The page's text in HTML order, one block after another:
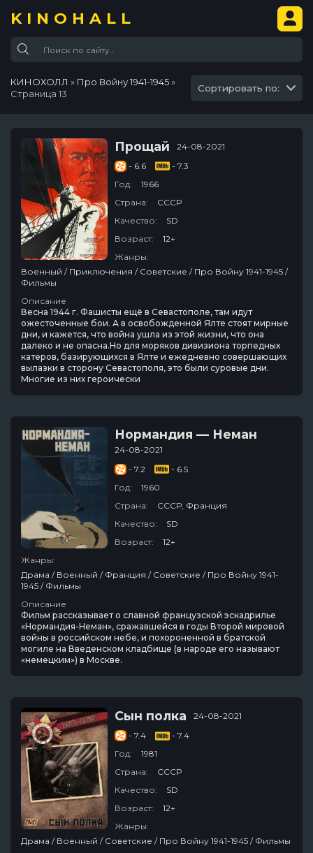
KINOHALL
КИНОХОЛЛ » Про Войну 1941-1945»
Страница 13
Сортировать по:
Прощай
24-08-2021
- 6.6
- 7.3
Год:
1966
Страна:
СССР
Качество:
SD
Возраст:
12+
Жанры:
Военный / Приключения / Советские / Про Войну 1941-1945 /
Фильмы
Описание
Весна 1944 г. Фашисты ещё в Севастополе, там идут
ожесточенные бои. А в освобожденной Ялте стоят мирные
дни, и кажется, что война ушла из этой жизни, что она
далеко и не опасна.Но для моряков дивизиона торпедных
катеров, базирующихся в Ялте и ежедневно совершающих
вылазки в сторону Севастополя, это были суровые дни.
Многие из них героически
Нормандия — Неман
24-08-2021
- 7.2
- 6.5
Год:
1960
Страна:
СССР, Франция
Качество:
SD
Возраст:
12+
Жанры:
Драма / Военный / Франция / Советские / Про Войну 1941-
1945 / Фильмы
Описание
Фильм рассказывает о славной французской эскадрилье
«Нормандия-Неман», сражавшейся в годы Второй мировой
войны в российском небе, и похороненной в братской
могиле на Введенском кладбище (в народе его называют
«немецким») в Москве.
Сын полка
24-08-2021
- 7.4
- 7.4
Год:
1981
Страна:
СССР
Качество:
SD
Возраст:
12+
Жанры:
Драма / Военный / Советские / Про Войну 1941-1945 / Фильмы